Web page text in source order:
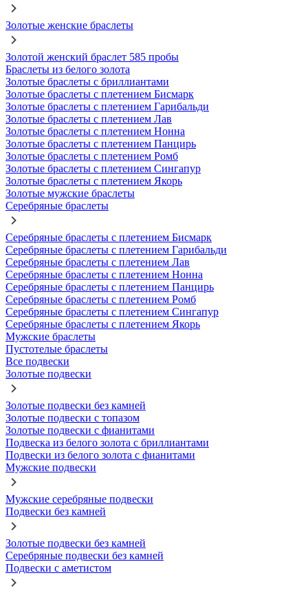
Золотые женские браслеты
Золотой женский браслет 585 пробы
Браслеты из белого золота
Золотые браслеты с бриллиантами
Золотые браслеты с плетением Бисмарк
Золотые браслеты с плетением Гарибальди
Золотые браслеты с плетением Лав
Золотые браслеты с плетением Нонна
Золотые браслеты с плетением Панцирь
Золотые браслеты с плетением Ромб
Золотые браслеты с плетением Сингапур
Золотые браслеты с плетением Якорь
Золотые мужские браслеты
Серебряные браслеты
Серебряные браслеты с плетением Бисмарк
Серебряные браслеты с плетением Гарибальди
Серебряные браслеты с плетением Лав
Серебряные браслеты с плетением Нонна
Серебряные браслеты с плетением Панцирь
Серебряные браслеты с плетением Ромб
Серебряные браслеты с плетением Сингапур
Серебряные браслеты с плетением Якорь
Мужские браслеты
Пустотелые браслеты
Все подвески
Золотые подвески
Золотые подвески без камней
Золотые подвески с топазом
Золотые подвески с фианитами
Подвеска из белого золота с бриллиантами
Подвески из белого золота с фианитами
Мужские подвески
Мужские серебряные подвески
Подвески без камней
Золотые подвески без камней
Серебряные подвески без камней
Подвески с аметистом